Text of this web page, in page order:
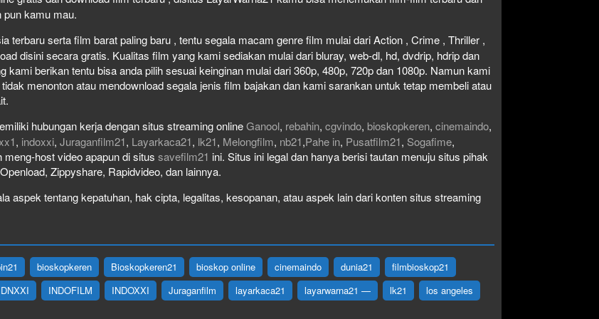
pun kamu mau.
terbaru serta film barat paling baru , tentu segala macam genre film mulai dari Action , Crime , Thriller ,
disini secara gratis. Kualitas film yang kami sediakan mulai dari bluray, web-dl, hd, dvdrip, hdrip dan
berikan tentu bisa anda pilih sesuai keinginan mulai dari 360p, 480p, 720p dan 1080p. Namun kami
menonton atau mendownload segala jenis film bajakan dan kami sarankan untuk tetap membeli atau
hubungan kerja dengan situs streaming onlineGanool, rebahin, cgvindo, bioskopkeren, cinemaindo,
, indoxxi, Juraganfilm21, Layarkaca21, lk21, Melongfilm, nb21,Pahe in, Pusatfilm21, Sogafime,
host video apapun di situs savefilm21 ini. Situs ini legal dan hanya berisi tautan menuju situs pihak
Zippyshare, Rapidvideo, dan lainnya.
aspek tentang kepatuhan, hak cipta, legalitas, kesopanan, atau aspek lain dari konten situs streaming
bioskopkeren Bioskopkeren21 bioskop online cinemaindo dunia21
filmbioskop21
INDOFILM INDOXXI Juraganfilm layarkaca21 layarwarna21 — lk21
los angeles